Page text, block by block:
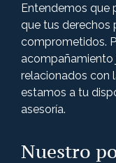
Entendemos que
que tus derechos
comprometidos.
acompañamiento
relacionados con
estamos a tu
asesoría.
Nuestro